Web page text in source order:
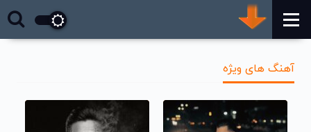
آهنگ های ویژه